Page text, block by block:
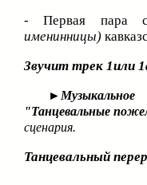
- Первая пара
именинницы)
Звучит трек 1или
►
"Танцевальные
сценария.
Танцевальный